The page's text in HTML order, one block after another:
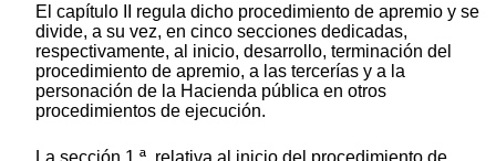
El capítulo II regula dicho procedimiento de apremio y se
divide, a su vez, en cinco secciones dedicadas,
respectivamente, al inicio, desarrollo, terminación del
procedimiento de apremio, a las tercerías y a la
personación de la Hacienda pública en otros
procedimientos de ejecución.
La sección 1.ª, relativa al inicio del procedimiento de